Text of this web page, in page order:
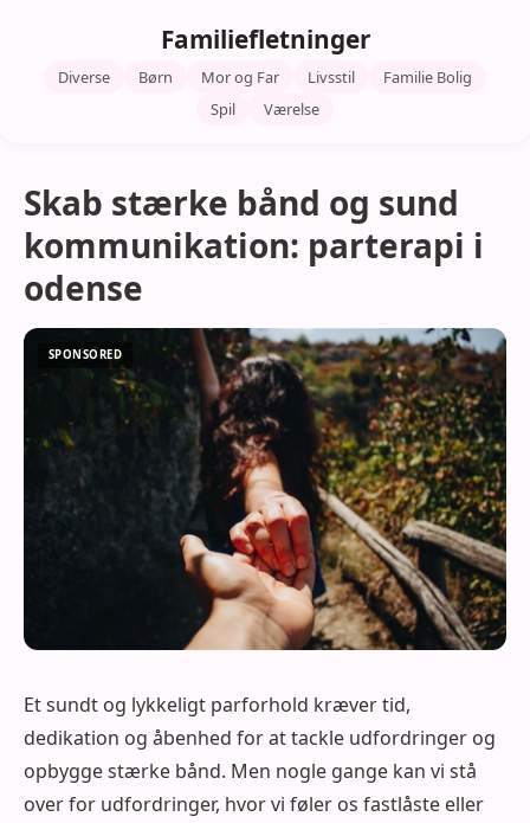
Familiefletninger
Diverse Børn Mor og Far Livsstil
Familie Bolig
Spil
Værelse
Skab stærke bånd og sund
kommunikation: parterapi i
odense
Et sundt og lykkeligt parforhold kræver tid,
dedikation og åbenhed for at tackle udfordringer og
opbygge stærke bånd. Men nogle gange kan vi stå
over for udfordringer, hvor vi føler os fastlåste eller